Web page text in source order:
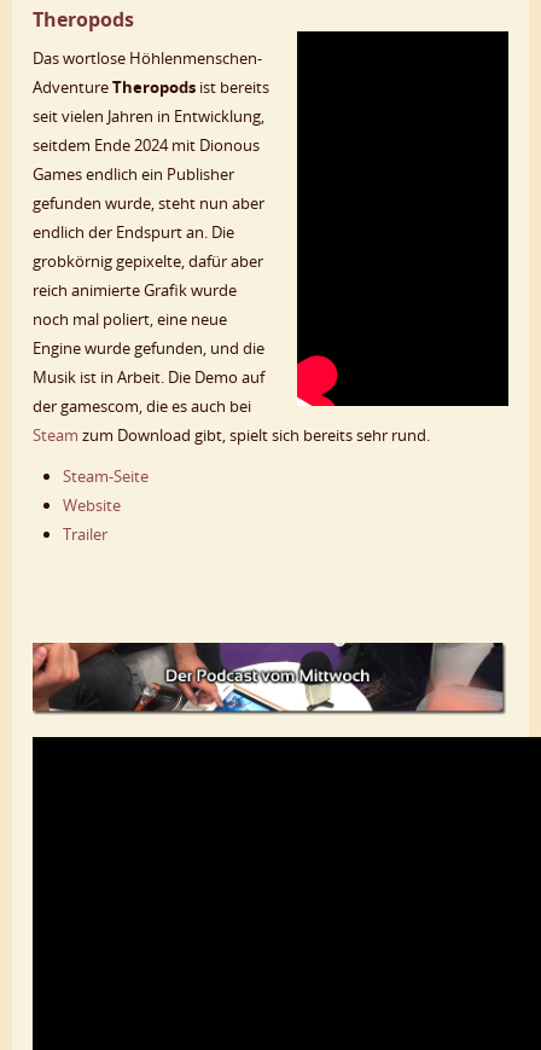
Theropods
Das wortlose Höhlenmenschen-
AdventureTheropods ist bereits
seit vielen Jahren in Entwicklung,
seitdem Ende 2024 mit Dionous
Games endlich ein Publisher
gefunden wurde, steht nun aber
endlich der Endspurt an. Die
grobkörnig gepixelte, dafür aber
reich animierte Grafik wurde
noch mal poliert, eine neue
Engine wurde gefunden, und die
Musik ist in Arbeit. Die Demo auf
der gamescom, die es auch bei
Steam zum Download gibt, spielt sich bereits sehr rund.
Steam-Seite
Website
Trailer